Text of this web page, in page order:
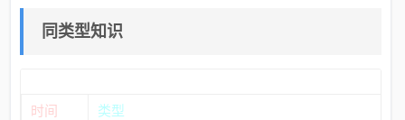
同类型知识
时间 类型